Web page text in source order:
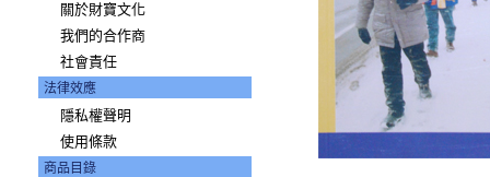
關於財寶文化
我們的合作商
社會責任
法律效應
隱私權聲明
使用條款
商品目錄